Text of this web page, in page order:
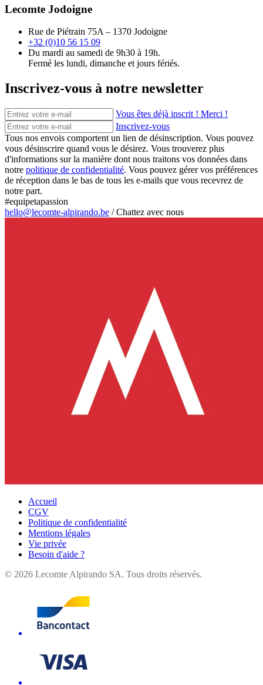
Lecomte Jodoigne
Rue de Piétrain 75A – 1370 Jodoigne
+32 (0)10 56 15 09
Du mardi au samedi de 9h30 à 19h.
Fermé les lundi, dimanche et jours fériés.
Inscrivez-vous à notre newsletter
Vous êtes déjà inscrit ! Merci !
Inscrivez-vous
Tous nos envois comportent un lien de désinscription. Vous pouvez
vous désinscrire quand vous le désirez. Vous trouverez plus
d'informations sur la manière dont nous traitons vos données dans
notre politique de confidentialité. Vous pouvez gérer vos préférences
de réception dans le bas de tous les e-mails que vous recevrez de
notre part.
#equipetapassion
hello@lecomte-alpirando.be /Chattez avec nous
Accueil
CGV
Politique de confidentialité
Mentions légales
Vie privée
Besoin d'aide ?
© 2026 Lecomte Alpirando SA. Tous droits réservés.